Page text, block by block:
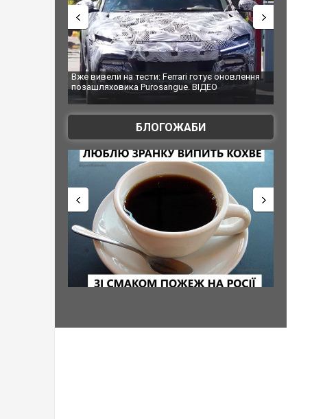
Вже вивели на тести: Ferrari готує оновлення
позашляховика Purosangue. ВІДЕО
Вийшов трейлер нової
фільму "Афера Томаса Крауна"
БЛОГОЖАБИ